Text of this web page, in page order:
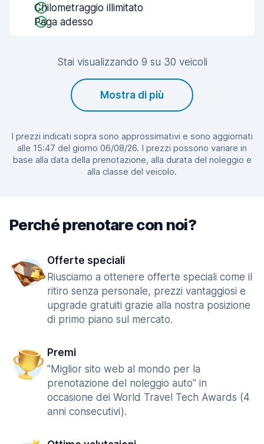
Chilometraggio illimitato
Paga adesso
Stai visualizzando 9 su 30 veicoli
Mostra di più
I prezzi indicati sopra sono approssimativi e sono aggiornati
alle 15:47 del giorno 06/08/26. I prezzi possono variare in
base alla data della prenotazione, alla durata del noleggio e
alla classe del veicolo.
Perché prenotare con noi?
Offerte speciali
Riusciamo a ottenere offerte speciali come il
ritiro senza personale, prezzi vantaggiosi e
upgrade gratuiti grazie alla nostra posizione
di primo piano sul mercato.
Premi
"Miglior sito web al mondo per la
prenotazione del noleggio auto" in
occasione dei World Travel Tech Awards (4
anni consecutivi).